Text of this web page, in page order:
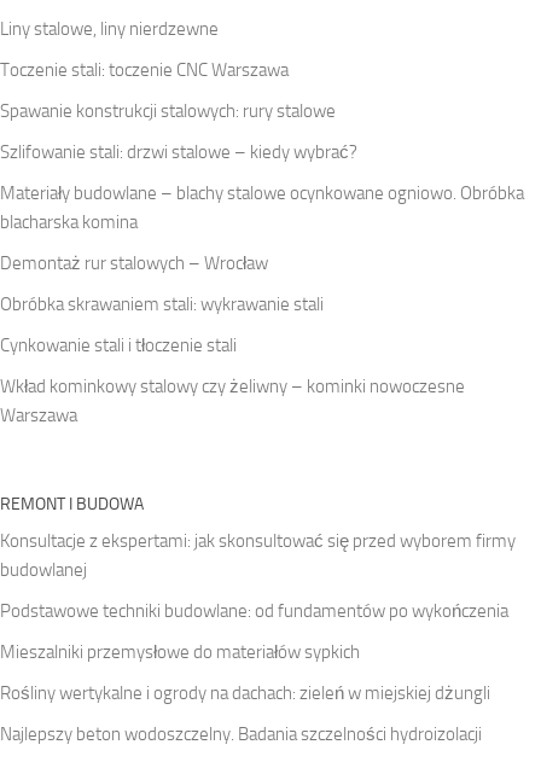
Liny stalowe, liny nierdzewne
Toczenie stali: toczenie CNC Warszawa
Spawanie konstrukcji stalowych: rury stalowe
Szlifowanie stali: drzwi stalowe – kiedy wybrać?
Materiały budowlane – blachy stalowe ocynkowane ogniowo. Obróbka
blacharska komina
Demontaż rur stalowych – Wrocław
Obróbka skrawaniem stali: wykrawanie stali
Cynkowanie stali i tłoczenie stali
Wkład kominkowy stalowy czy żeliwny – kominki nowoczesne
Warszawa
REMONT I BUDOWA
Konsultacje z ekspertami: jak skonsultować się przed wyborem firmy
budowlanej
Podstawowe techniki budowlane: od fundamentów po wykończenia
Mieszalniki przemysłowe do materiałów sypkich
Rośliny wertykalne i ogrody na dachach: zieleń w miejskiej dżungli
Najlepszy beton wodoszczelny. Badania szczelności hydroizolacji